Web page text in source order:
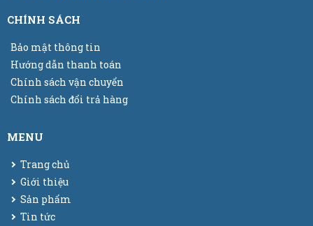
CHÍNH SÁCH
Bảo mật thông tin
Hướng dẫn thanh toán
Chính sách vận chuyển
Chính sách đổi trả hàng
MENU
Trang chủ
Giới thiệu
Sản phẩm
Tin tức